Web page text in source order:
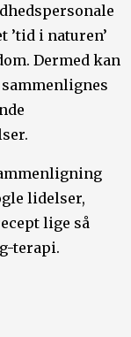
i naturen’
Dermed kan
lidelser,
lige så
terapi.